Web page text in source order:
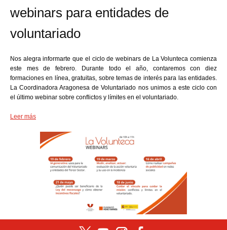
webinars para entidades de
voluntariado
Nos alegra informarte que el ciclo de webinars de La Volunteca comienza
este mes de febrero. Durante todo el año, contaremos con diez
formaciones en línea, gratuitas, sobre temas de interés para las entidades.
La Coordinadora Aragonesa de Voluntariado nos unimos a este ciclo con
el último webinar sobre conflictos y límites en el voluntariado.
Leer más